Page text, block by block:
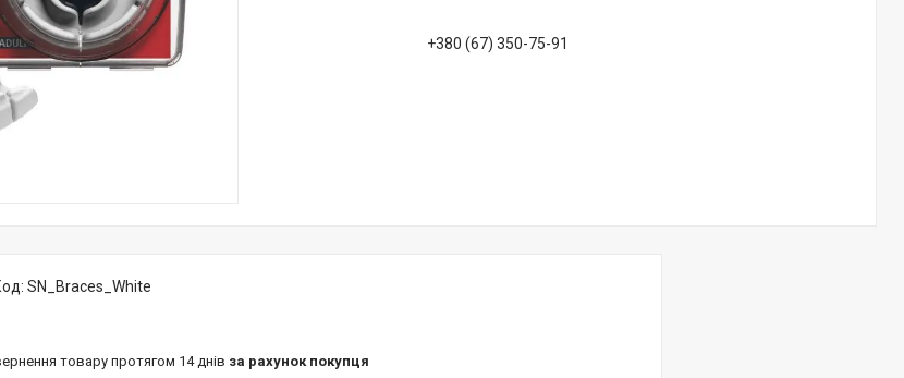
+380 (67) 350-75-91
SN_Braces_White
товару протягом 14 днів за рахунок покупця